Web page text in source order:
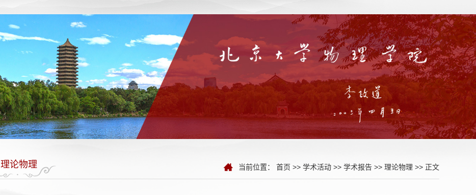
理论物理 当前位置： 首页 >> 学术活动 >> 学术报告 >> 理论物理 >> 正文